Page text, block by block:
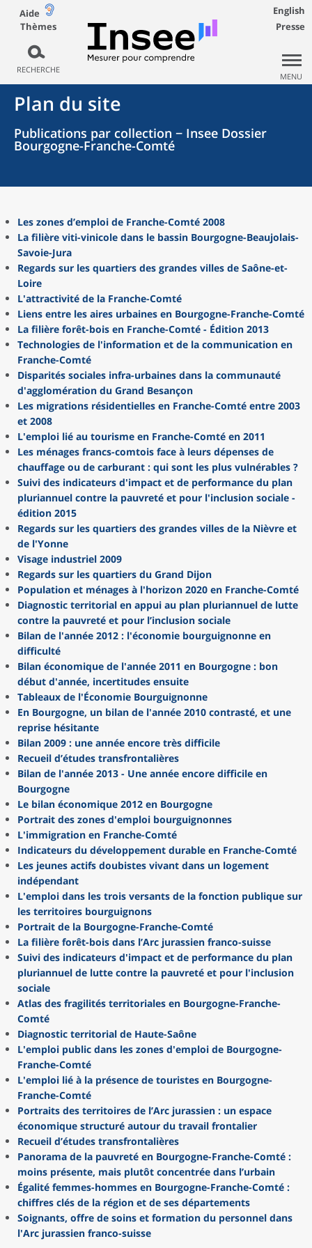
Aide
Thèmes
RECHERCHE
English
Presse
MENU
Plan du site
Publications par collection − Insee Dossier
Bourgogne-Franche-Comté
Les zones d’emploi de Franche-Comté 2008
La filière viti-vinicole dans le bassin Bourgogne-Beaujolais-
Savoie-Jura
Regards sur les quartiers des grandes villes de Saône-et-
Loire
L'attractivité de la Franche-Comté
Liens entre les aires urbaines en Bourgogne-Franche-Comté
La filière forêt-bois en Franche-Comté - Édition 2013
Technologies de l'information et de la communication en
Franche-Comté
Disparités sociales infra-urbaines dans la communauté
d'agglomération du Grand Besançon
Les migrations résidentielles en Franche-Comté entre 2003
et 2008
L'emploi lié au tourisme en Franche-Comté en 2011
Les ménages francs-comtois face à leurs dépenses de
chauffage ou de carburant : qui sont les plus vulnérables ?
Suivi des indicateurs d'impact et de performance du plan
pluriannuel contre la pauvreté et pour l'inclusion sociale -
édition 2015
Regards sur les quartiers des grandes villes de la Nièvre et
de l'Yonne
Visage industriel 2009
Regards sur les quartiers du Grand Dijon
Population et ménages à l'horizon 2020 en Franche-Comté
Diagnostic territorial en appui au plan pluriannuel de lutte
contre la pauvreté et pour l’inclusion sociale
Bilan de l'année 2012 : l'économie bourguignonne en
difficulté
Bilan économique de l'année 2011 en Bourgogne : bon
début d'année, incertitudes ensuite
Tableaux de l'Économie Bourguignonne
En Bourgogne, un bilan de l'année 2010 contrasté, et une
reprise hésitante
Bilan 2009 : une année encore très difficile
Recueil d’études transfrontalières
Bilan de l'année 2013 - Une année encore difficile en
Bourgogne
Le bilan économique 2012 en Bourgogne
Portrait des zones d'emploi bourguignonnes
L'immigration en Franche-Comté
Indicateurs du développement durable en Franche-Comté
Les jeunes actifs doubistes vivant dans un logement
indépendant
L'emploi dans les trois versants de la fonction publique sur
les territoires bourguignons
Portrait de la Bourgogne-Franche-Comté
La filière forêt-bois dans l’Arc jurassien franco-suisse
Suivi des indicateurs d'impact et de performance du plan
pluriannuel de lutte contre la pauvreté et pour l'inclusion
sociale
Atlas des fragilités territoriales en Bourgogne-Franche-
Comté
Diagnostic territorial de Haute-Saône
L'emploi public dans les zones d'emploi de Bourgogne-
Franche-Comté
L'emploi lié à la présence de touristes en Bourgogne-
Franche-Comté
Portraits des territoires de l’Arc jurassien : un espace
économique structuré autour du travail frontalier
Recueil d’études transfrontalières
Panorama de la pauvreté en Bourgogne-Franche-Comté :
moins présente, mais plutôt concentrée dans l’urbain
Égalité femmes-hommes en Bourgogne-Franche-Comté :
chiffres clés de la région et de ses départements
Soignants, offre de soins et formation du personnel dans
l'Arc jurassien franco-suisse